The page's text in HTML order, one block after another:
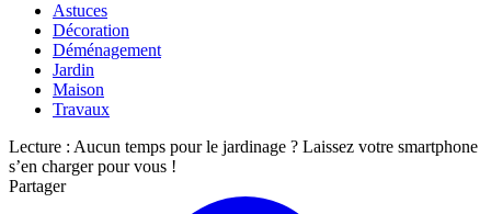
Astuces
Décoration
Déménagement
Jardin
Maison
Travaux
Lecture : Aucun temps pour le jardinage ? Laissez votre smartphone
s’en charger pour vous !
Partager